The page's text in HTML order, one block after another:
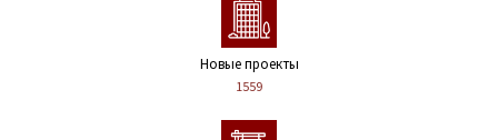
Новые проекты
1559